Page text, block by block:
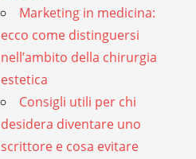
Marketing in medicina:
ecco come distinguersi
nell’ambito della chirurgia
estetica
Consigli utili per chi
desidera diventare uno
scrittore e cosa evitare